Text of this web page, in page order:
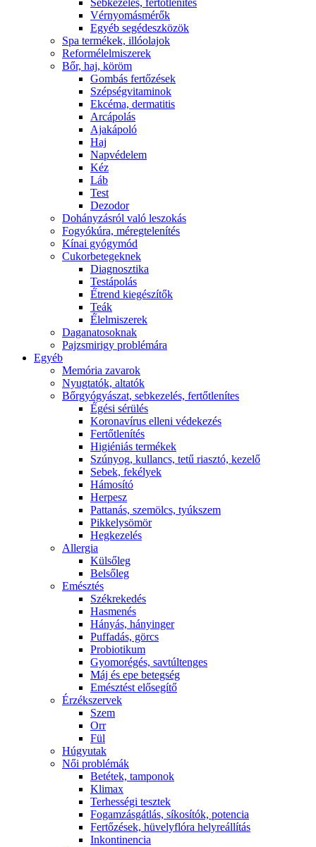
Sebkezelés, fertőtlenítés
Vérnyomásmérők
Egyéb segédeszközök
Spa termékek, illóolajok
Reformélelmiszerek
Bőr, haj, köröm
Gombás fertőzések
Szépségvitaminok
Ekcéma, dermatitis
Arcápolás
Ajakápoló
Haj
Napvédelem
Kéz
Láb
Test
Dezodor
Dohányzásról való leszokás
Fogyókúra, méregtelenítés
Kínai gyógymód
Cukorbetegeknek
Diagnosztika
Testápolás
É́trend kiegészítők
Teák
É́lelmiszerek
Daganatosoknak
Pajzsmirigy problémára
Egyéb
Memória zavarok
Nyugtatók, altatók
Bőrgyógyászat, sebkezelés, fertőtlenítes
É́gési sérülés
Koronavírus elleni védekezés
Fertőtlenítés
Higiéniás termékek
Szúnyog, kullancs, tetű riasztó, kezelő
Sebek, fekélyek
Hámosító
Herpesz
Pattanás, szemölcs, tyúkszem
Pikkelysömör
Hegkezelés
Allergia
Külsőleg
Belsőleg
Emésztés
Székrekedés
Hasmenés
Hányás, hányinger
Puffadás, görcs
Probiotikum
Gyomorégés, savtúltenges
Máj és epe betegség
Emésztést elősegítő
Érzékszervek
Szem
Orr
Fül
Húgyutak
Női problémák
Betétek, tamponok
Klimax
Terhességi tesztek
Fogamzásgátlás, síkosítók, potencia
Fertőzések, hüvelyflóra helyreállítás
Inkontinencia